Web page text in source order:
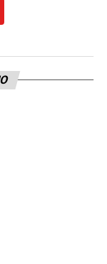
di El
sinistro
al
e il